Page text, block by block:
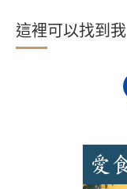
這裡可以找到我